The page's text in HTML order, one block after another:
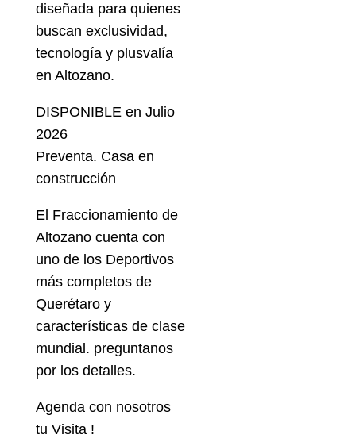
diseñada para quienes
buscan exclusividad,
tecnología y plusvalía
en Altozano.
DISPONIBLE en Julio
2026
Preventa. Casa en
construcción
El Fraccionamiento de
Altozano cuenta con
uno de los Deportivos
más completos de
Querétaro y
características de clase
mundial. preguntanos
por los detalles.
Agenda con nosotros
tu Visita !